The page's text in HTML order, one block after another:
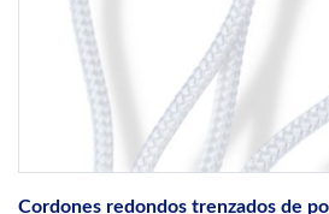
Cordones redondos trenzados de